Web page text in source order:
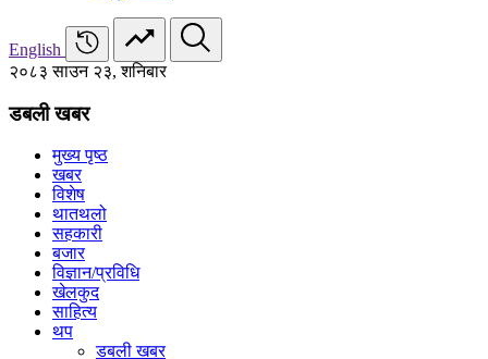
English
२०८३ साउन २३, शनिबार
डबली खबर
मुख्य पृष्ठ
खबर
विशेष
थातथलो
सहकारी
बजार
विज्ञान/प्रविधि
खेलकुद
साहित्य
थप
डबली खबर